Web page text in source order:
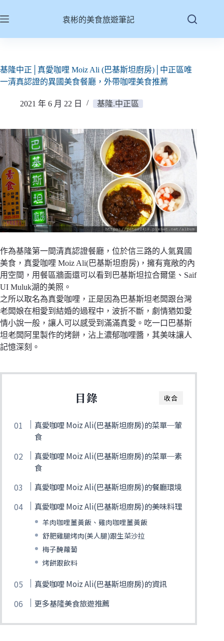
至
容
袁彬的美食旅遊筆記
基隆中正│真愛咖哩 Moiz Ali (巴基斯坦廚房)│中正區唯
一清真認證的異國美食餐廳，外帶咖哩美食推薦
2021 年 6 月 22 日 基隆.中正區
作為基隆第一間清真認證餐廳，位於信三路的人氣異國
美食，真愛咖哩 Moiz Ali(巴基斯坦廚房)，擁有寬敞的內
用空間，用餐區牆面還可以看到巴基斯坦拉合爾堡、Saif
UI Muluk湖的美照。
之所以取名為真愛咖哩，正是因為巴基斯坦老闆跟台灣
老闆娘在相愛到結婚的過程中，波折不斷，劇情猶如愛
情小說一般，讓人可以感受到滿滿真愛。吃一口巴基斯
坦老闆阿里製作的烤餅，沾上濃郁咖哩醬，其美味讓人
記憶深刻。
收合
目錄
真愛咖哩 Moiz Ali(巴基斯坦廚房)的菜單─葷
食
真愛咖哩 Moiz Ali(巴基斯坦廚房)的菜單─素
食
真愛咖哩 Moiz Ali(巴基斯坦廚房)的餐廳環境
真愛咖哩 Moiz Ali(巴基斯坦廚房)的美味料理
羊肉咖哩薑黃飯、雞肉咖哩薑黃飯
舒肥雞腿烤肉(美人腿)跟生菜沙拉
梅子醃蘿蔔
烤餅跟飲料
真愛咖哩 Moiz Ali(巴基斯坦廚房)的資訊
更多基隆美食旅遊推薦